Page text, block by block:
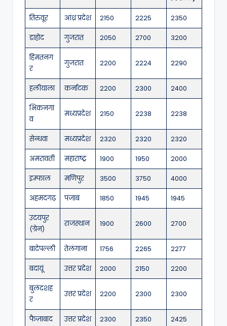
तिरुवूर आंध्र प्रदेश 2150 2225 2350
डाहोद गुजरात 2050 2700 3200
हिमतनग
र
गुजरात 2200 2224 2290
हलीयाला कर्नाटक 2200 2300 2400
भिकनगां
व
मध्यप्रदेश 2150 2238 2238
सेन्धवा मध्यप्रदेश 2320 2320 2320
अमरावती महाराष्ट्र 1900 1950 2000
इम्फाल मणिपुर 3500 3750 4000
अहमदगढ़ पंजाब 1850 1945 1945
उदयपुर
(ग्रेन)
राजस्थान 1900 2600 2700
बादेपल्ली तेलंगाना 1756 2265 2277
बदायूं उत्तर प्रदेश 2000 2150 2200
बुलंदशह
र
उत्तर प्रदेश 2200 2300 2300
फैज़ाबाद उत्तर प्रदेश 2300 2350 2425